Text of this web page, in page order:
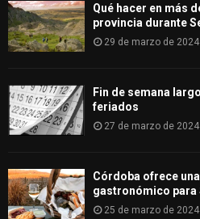
Qué hacer en más
provincia durante
29 de marzo de 2024
Fin de semana
feriados
27 de marzo de 2024
Córdoba ofrece
gastronómico para
25 de marzo de 2024